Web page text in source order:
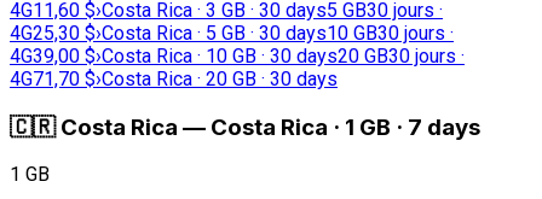
4G11,60 $›Costa Rica · 3 GB · 30 days5 GB30 jours ·
4G25,30 $›Costa Rica · 5 GB · 30 days10 GB30 jours ·
4G39,00 $›Costa Rica · 10 GB · 30 days20 GB30 jours ·
4G71,70 $›Costa Rica · 20 GB · 30 days
🇨🇷 Costa Rica — Costa Rica · 1 GB · 7 days
1 GB